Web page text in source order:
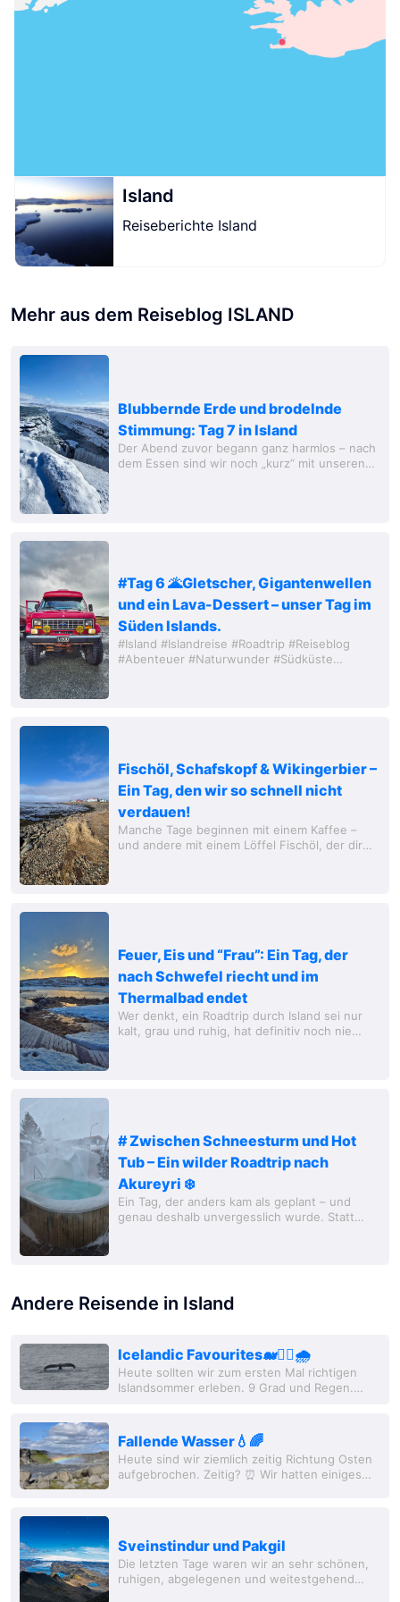
Island
Reiseberichte Island
Mehr aus dem Reiseblog ISLAND
Blubbernde Erde und brodelnde
Stimmung: Tag 7 in Island
Der Abend zuvor begann ganz harmlos – nach
dem Essen sind wir noch „kurz“ mit unseren
#Tag 6 🌋Gletscher, Gigantenwellen
und ein Lava-Dessert – unser Tag im
Süden Islands.
#Island #Islandreise #Roadtrip #Reiseblog
#Abenteuer #Naturwunder #Südküste
Fischöl, Schafskopf & Wikingerbier –
Ein Tag, den wir so schnell nicht
verdauen!
Manche Tage beginnen mit einem Kaffee –
und andere mit einem Löffel Fischöl, der dir
Feuer, Eis und “Frau”: Ein Tag, der
nach Schwefel riecht und im
Thermalbad endet
Wer denkt, ein Roadtrip durch Island sei nur
kalt, grau und ruhig, hat definitiv noch nie
# Zwischen Schneesturm und Hot
Tub – Ein wilder Roadtrip nach
Akureyri ❄️
Ein Tag, der anders kam als geplant – und
genau deshalb unvergesslich wurde. Statt
Andere Reisende in Island
Icelandic Favourites🐋🏊‍♂️🌧
Heute sollten wir zum ersten Mal richtigen
Islandsommer erleben. 9 Grad und Regen.
Wahlbeobachtung auf...
Fallende Wasser💧🌈
Heute sind wir ziemlich zeitig Richtung Osten
aufgebrochen. Zeitig? ⏰️ Wir hatten einiges
Sveinstindur und Pakgil
Die letzten Tage waren wir an sehr schönen,
ruhigen, abgelegenen und weitestgehend